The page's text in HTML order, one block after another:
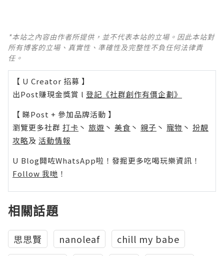
*本站之內容由作者所提供，並不代表本站的立場。因此本站對
所有博客的立場、真實性、準確性及完整性不負任何法律責
任。
【 U Creator 招募 】
出Post賺現金獎賞 l 登記《社群創作有價企劃》
【 睇Post + 參加品牌活動 】
瀏覽更多社群 打卡 丶 旅遊 丶 美食 丶 親子 丶 寵物 丶 扮靚
攻略及 活動情報
U Blog開咗WhatsApp啦！發掘更多吃喝玩樂資訊！
Follow 我哋 ！
相關話題
思思賢 nanoleaf
chill my babe